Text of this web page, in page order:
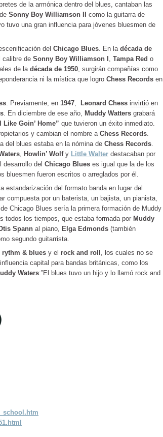
de la armónica dentro del blues, cantaban las
Sonny Boy Williamson II
como la guitarra de
tuvo una gran influencia para jóvenes bluesmen de
del Chicago Blues. En la década de
calibre de Sonny Boy Williamson I , Tampa Red o
de la década de 1950, surgirán compañías como
ni la mística que logro Chess Records en
. Previamente, en 1947, Leonard Chess invirtió en
. En diciembre de ese año, Muddy Watters grabará
Like Goin’ Home” que tuvieron un éxito inmediato.
y cambian el nombre aChess Records.
del blues estaba en la nómina de Chess Records.
, Howlin’ Wolfy Little Walter destacaban por
desarrollo del Chicago Blues es igual que la de los
bluesmen fueron escritos o arreglados por él.
estandarización del formato banda en lugar del
compuesta por un baterista, un bajista, un pianista,
Chicago Blues sería la primera formación de Muddy
todos los tiempos, que estaba formada por Muddy
Spann al piano, Elga Edmonds (también
segundo guitarrista.
rythm & blues y el rock and roll , los cuales no se
capital para bandas británicas, como los
Waters:”El blues tuvo un hijo y lo llamó rock and